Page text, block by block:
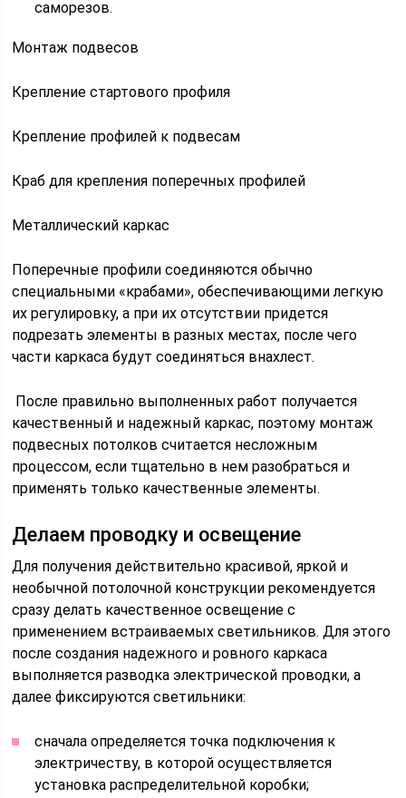
саморезов.
Монтаж подвесов
Крепление стартового профиля
Крепление профилей к подвесам
Краб для крепления поперечных профилей
Металлический каркас
Поперечные профили соединяются обычно
специальными «крабами», обеспечивающими легкую
их регулировку, а при их отсутствии придется
подрезать элементы в разных местах, после чего
части каркаса будут соединяться внахлест.
После правильно выполненных работ получается
качественный и надежный каркас, поэтому монтаж
подвесных потолков считается несложным
процессом, если тщательно в нем разобраться и
применять только качественные элементы.
Делаем проводку и освещение
Для получения действительно красивой, яркой и
необычной потолочной конструкции рекомендуется
сразу делать качественное освещение с
применением встраиваемых светильников. Для этого
после создания надежного и ровного каркаса
выполняется разводка электрической проводки, а
далее фиксируются светильники:
сначала определяется точка подключения к
электричеству, в которой осуществляется
установка распределительной коробки;